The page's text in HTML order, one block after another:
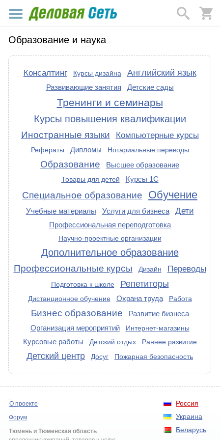
Образование и наука
Консалтинг Курсы дизайна Английский язык
Развивающие занятия Детские сады
Тренинги и семинары
Курсы повышения квалификации
Иностранные языки Компьютерные курсы
Рефераты Дипломы Нотариальные переводы
Образование Высшее образование
Товары для детей Курсы 1С
Специальное образование Обучение
Учебные материалы Услуги для бизнеса Дети
Профессиональная переподготовка
Научно-проектные организации
Дополнительное образование
Профессиональные курсы Дизайн Переводы
Подготовка к школе Репетиторы
Дистанционное обучение Охрана труда Работа
Бизнес образование
Развитие бизнеса
Организация мероприятий
Интернет-магазины
Курсовые работы Детский отдых Раннее развитие
Детский центр Досуг Пожарная безопасность
Россия
Украина
Беларусь
О проекте
Форум
Тюмень и Тюменская область